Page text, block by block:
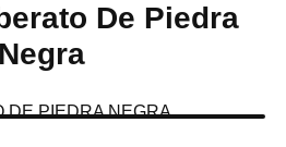
De Piedra
Negra